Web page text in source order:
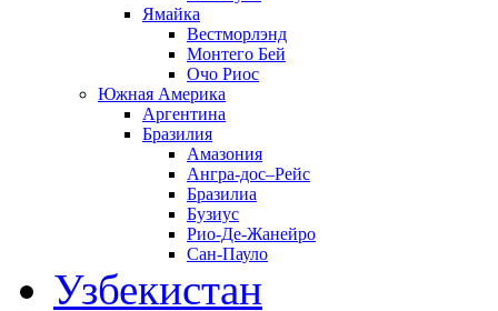
Ямайка
Вестморлэнд
Монтего Бей
Очо Риос
Южная Америка
Аргентина
Бразилия
Амазония
Ангра-дос–Рейс
Бразилиа
Бузиус
Рио-Де-Жанейро
Сан-Пауло
Узбекистан